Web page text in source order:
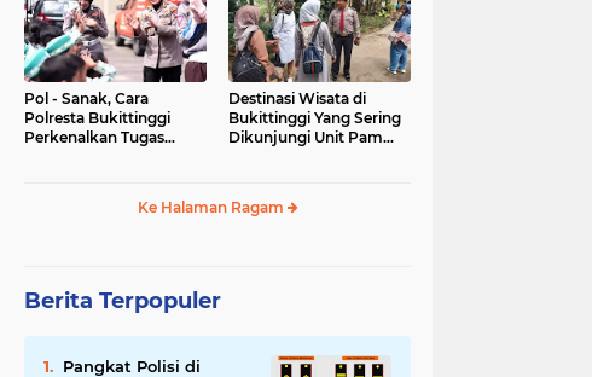
Pol - Sanak, Cara
Polresta Bukittinggi
Perkenalkan Tugas
Destinasi Wisata di
Bukittinggi Yang Sering
Dikunjungi Unit Pam
Ke Halaman Ragam
Berita Terpopuler
Pangkat Polisi di